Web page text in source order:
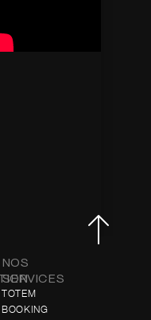
NOS
SERVICES
TOTEM
BOOKING